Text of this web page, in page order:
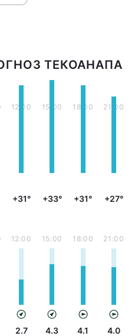
ТЕКОАНАПА
12:00
+31°
15:00
+33°
18:00
+31°
21:00
+27°
12:00
2.7
15:00
4.3
18:00
4.1
21:00
4.0